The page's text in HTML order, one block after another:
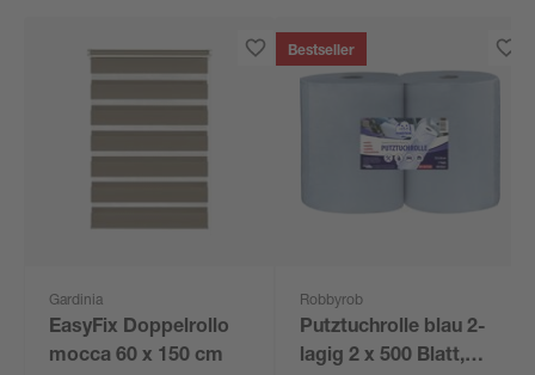
Gardinia
EasyFix Doppelrollo
mocca 60 x 150 cm
Bestseller
Robbyrob
Putztuchrolle blau 2-
lagig 2 x 500 Blatt,